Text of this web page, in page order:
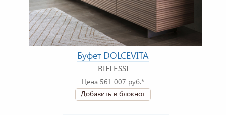
Буфет DOLCEVITA
RIFLESSI
Цена 561 007 руб.*
Добавить в блокнот